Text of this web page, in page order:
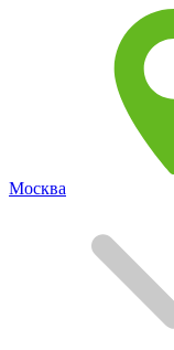
Москва